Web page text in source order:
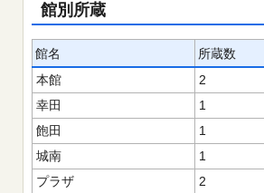
館別所蔵
館名 所蔵数
本館
2
幸田
1
飽田
1
城南
1
プラザ
2